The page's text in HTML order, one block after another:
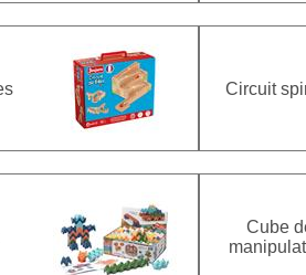
Circuit
Cube